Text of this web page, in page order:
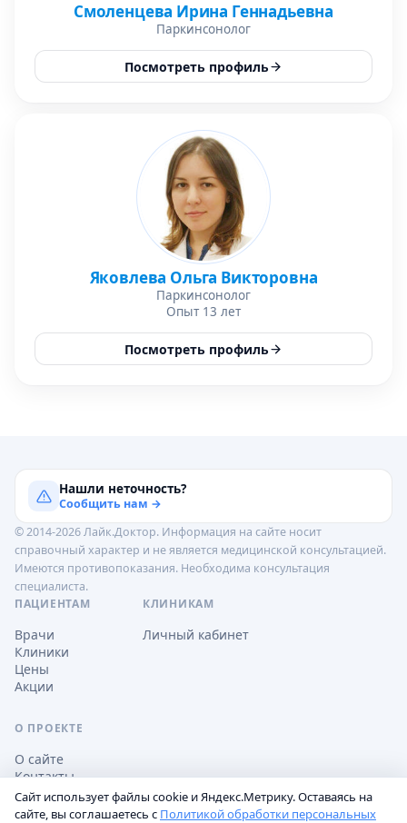
Смоленцева Ирина Геннадьевна
Паркинсонолог
Посмотреть профиль
Яковлева Ольга Викторовна
Паркинсонолог
Опыт 13 лет
Посмотреть профиль
Нашли неточность?
Сообщить нам →
© 2014-2026 Лайк.Доктор. Информация на сайте носит
справочный характер и не является медицинской консультацией.
Имеются противопоказания. Необходима консультация
специалиста.
ПАЦИЕНТАМ
Врачи
Клиники
Цены
Акции
КЛИНИКАМ
Личный кабинет
О ПРОЕКТЕ
О сайте
Контакты
Сайт использует файлы cookie и Яндекс.Метрику. Оставаясь на
сайте, вы соглашаетесь с Политикой обработки персональных